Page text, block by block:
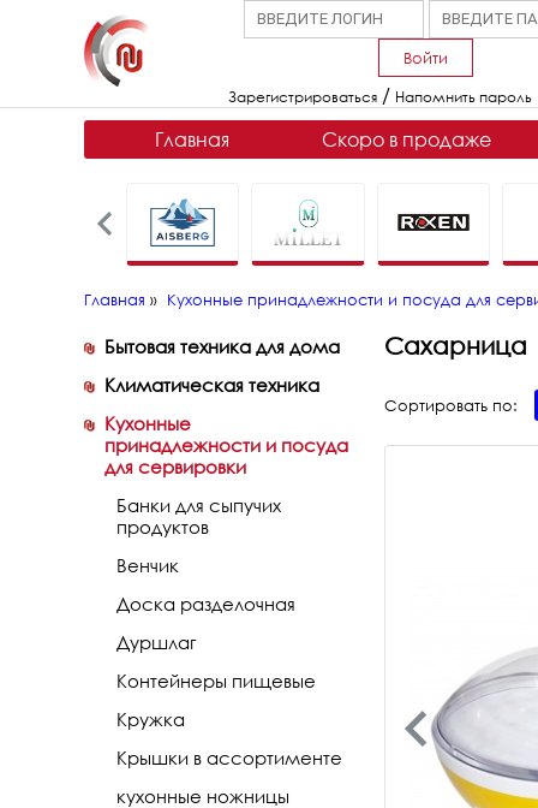
Войти
Зарегистрироваться / Напомнить пароль
Главная Скоро в продаже
Главная » Кухонные принадлежности и посуда для
Бытовая техника для дома
Климатическая техника
Кухонные
принадлежности и посуда
для сервировки
Банки для сыпучих
продуктов
Венчик
Доска разделочная
Дуршлаг
Контейнеры пищевые
Кружка
Крышки в ассортименте
кухонные ножницы
Сахарница
Сортировать по: